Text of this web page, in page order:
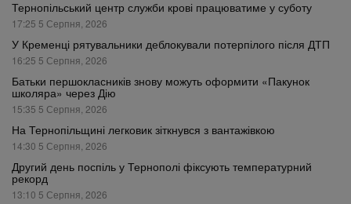
Тернопільський центр служби крові працюватиме у суботу
17:25 5 Серпня, 2026
У Кременці рятувальники деблокували потерпілого після ДТП
16:25 5 Серпня, 2026
Батьки першокласників знову можуть оформити «Пакунок
школяра» через Дію
15:35 5 Серпня, 2026
На Тернопільщині легковик зіткнувся з вантажівкою
14:30 5 Серпня, 2026
Другий день поспіль у Тернополі фіксують температурний
рекорд
13:10 5 Серпня, 2026